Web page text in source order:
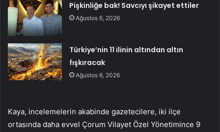
Pişkinliğe bak! Savcıyı şikayet ettiler
Ağustos 6, 2026
Türkiye’nin 11 ilinin altından altın
fışkıracak
Ağustos 6, 2026
Kaya, incelemelerin akabinde gazetecilere, iki ilçe
ortasında daha evvel Çorum Vilayet Özel Yönetimince 9